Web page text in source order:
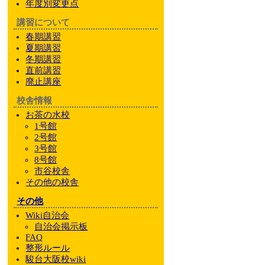
年度別変更点
講習について
春期講習
夏期講習
冬期講習
直前講習
廃止講座
校舎情報
お茶の水校
1号館
2号館
3号館
8号館
市谷校舎
その他の校舎
その他
Wiki自治会
自治会掲示板
FAQ
整形ルール
駿台大阪校wiki